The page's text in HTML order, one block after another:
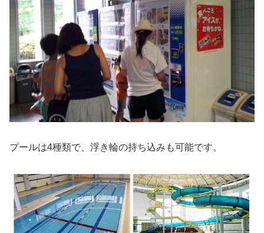
プールは4種類で、浮き輪の持ち込みも可能です。